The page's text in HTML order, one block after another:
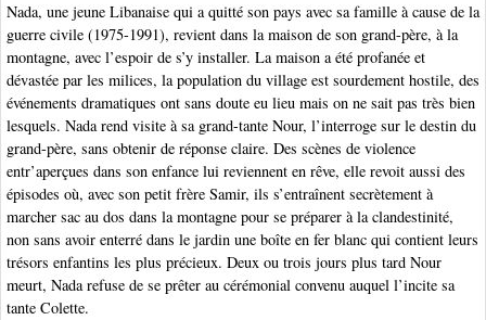
Nada, une jeune Libanaise qui a quitté son pays avec sa famille à cause de la
guerre civile (1975-1991), revient dans la maison de son grand-père, à la
montagne, avec l’espoir de s’y installer. La maison a été profanée et
dévastée par les milices, la population du village est sourdement hostile, des
événements dramatiques ont sans doute eu lieu mais on ne sait pas très bien
lesquels. Nada rend visite à sa grand-tante Nour, l’interroge sur le destin du
grand-père, sans obtenir de réponse claire. Des scènes de violence
entr’aperçues dans son enfance lui reviennent en rêve, elle revoit aussi des
épisodes où, avec son petit frère Samir, ils s’entraînent secrètement à
marcher sac au dos dans la montagne pour se préparer à la clandestinité,
non sans avoir enterré dans le jardin une boîte en fer blanc qui contient leurs
trésors enfantins les plus précieux. Deux ou trois jours plus tard Nour
meurt, Nada refuse de se prêter au cérémonial convenu auquel l’incite sa
tante Colette.